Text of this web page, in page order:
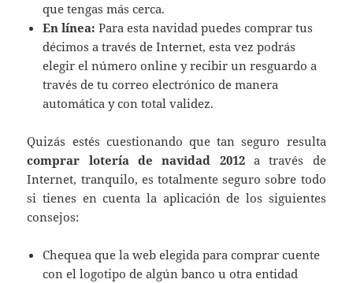
que tengas más cerca.
En línea: Para esta navidad puedes comprar tus
décimos a través de Internet, esta vez podrás
elegir el número online y recibir un resguardo a
través de tu correo electrónico de manera
automática y con total validez.
Quizás estés cuestionando que tan seguro resulta
comprar lotería de navidad 2012a través de
Internet, tranquilo, es totalmente seguro sobre todo
si tienes en cuenta la aplicación de los siguientes
consejos:
Chequea que la web elegida para comprar cuente
con el logotipo de algún banco u otra entidad